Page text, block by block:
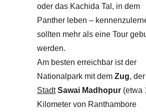
oder das Kachida Tal, in dem
Panther leben –
sollten mehr als eine Tour
werden.
Am besten erreichbar ist der
Nationalpark mit dem Zug,
Stadt Sawai Madhopur (etwa
Kilometer von Ranthambore